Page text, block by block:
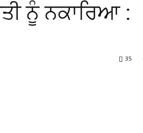
ਨੂੰ ਨਕਾਰਿਆ :
35